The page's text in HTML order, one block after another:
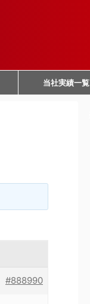
当社実績一覧
#888990